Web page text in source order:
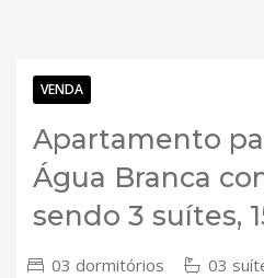
VENDA
Apartamento
Água Branca
sendo 3 suítes,
03 dormitórios 03